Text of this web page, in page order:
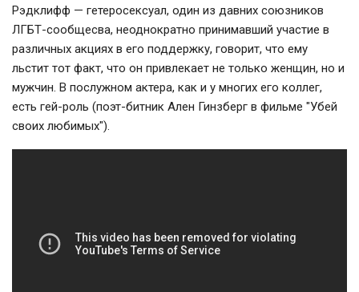
Рэдклифф — гетеросексуал, один из давних союзников
ЛГБТ-сообщесва, неоднократно принимавший участие в
различных акциях в его поддержку, говорит, что ему
льстит тот факт, что он привлекает не только женщин, но и
мужчин. В послужном актера, как и у многих его коллег,
есть гей-роль (поэт-битник Ален Гинзберг в фильме "Убей
своих любимых").